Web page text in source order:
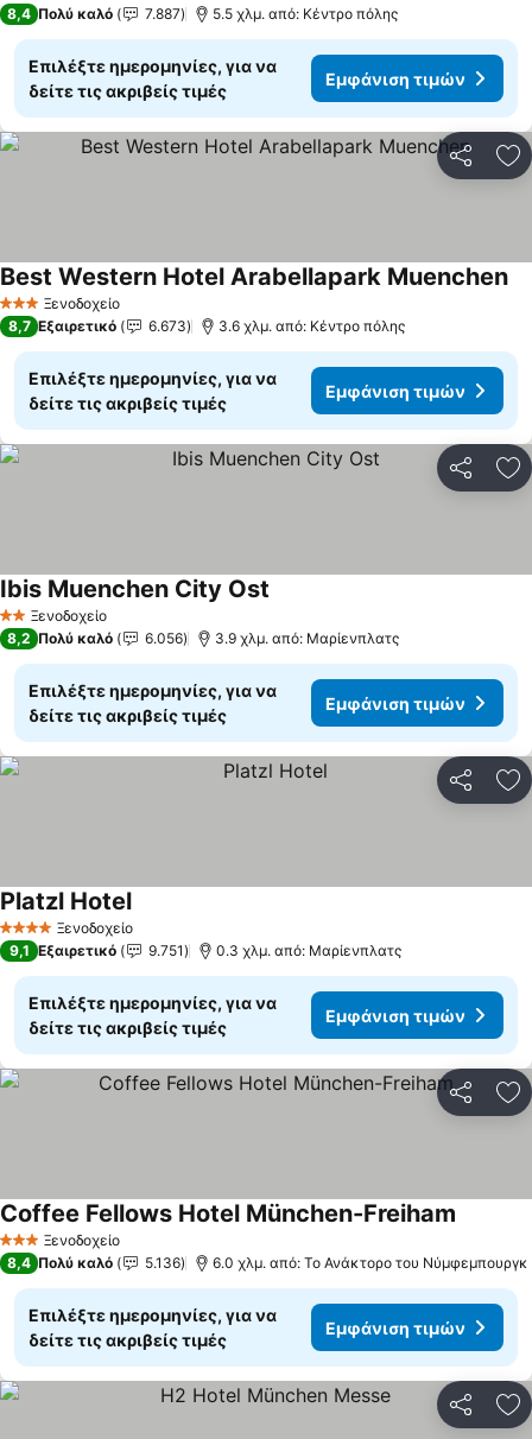
8,4 Πολύ καλό 7.887 5.5 χλμ. από: Κέντρο πόλης
Επιλέξτε ημερομηνίες, για να
δείτε τις ακριβείς τιμές
Εμφάνιση τιμών
3 ΑστέριαΞενοδοχείο
Best Western Hotel Arabellapark Muenchen
8,7 Εξαιρετικό 6.673 3.6 χλμ. από: Κέντρο πόλης
Επιλέξτε ημερομηνίες, για να
δείτε τις ακριβείς τιμές
Εμφάνιση τιμών
2 ΑστέριαΞενοδοχείο
Ibis Muenchen City Ost
8,2 Πολύ καλό 6.056 3.9 χλμ. από: Μαρίενπλατς
Επιλέξτε ημερομηνίες, για να
δείτε τις ακριβείς τιμές
Εμφάνιση τιμών
4 ΑστέριαΞενοδοχείο
Platzl HotelΕμφάνιση τιμών
9,1 Εξαιρετικό 9.751 0.3 χλμ. από: Μαρίενπλατς
Επιλέξτε ημερομηνίες, για να
δείτε τις ακριβείς τιμές
Εμφάνιση τιμών
3 ΑστέριαΞενοδοχείο
Coffee Fellows Hotel München-Freiham
8,4 Πολύ καλό 5.136 6.0 χλμ. από: Το Ανάκτορο του Νύμφεμπουργκ
Επιλέξτε ημερομηνίες, για να
δείτε τις ακριβείς τιμές
Εμφάνιση τιμών